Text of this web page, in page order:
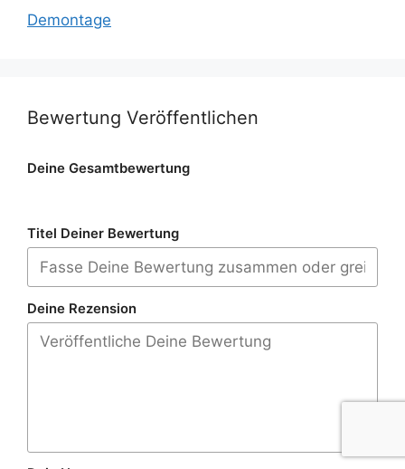
Demontage
Bewertung Veröffentlichen
Deine Gesamtbewertung
Titel Deiner Bewertung
Deine Rezension